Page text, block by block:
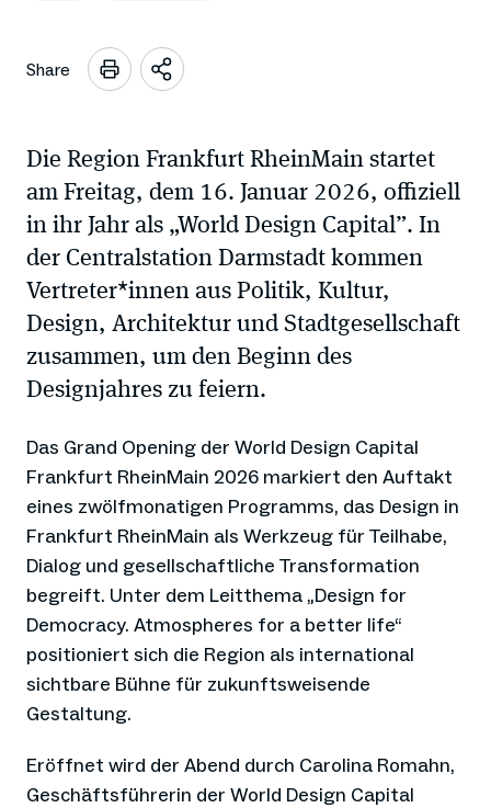
Share
Sharing
Die Region Frankfurt RheinMain startet
am Freitag, dem 16. Januar 2026, offiziell
in ihr Jahr als „World Design Capital”. In
der Centralstation Darmstadt kommen
Vertreter*innen aus Politik, Kultur,
Design, Architektur und Stadtgesellschaft
zusammen, um den Beginn des
Designjahres zu feiern.
Das Grand Opening der World Design Capital
Frankfurt RheinMain 2026 markiert den Auftakt
eines zwölfmonatigen Programms, das Design in
Frankfurt RheinMain als Werkzeug für Teilhabe,
Dialog und gesellschaftliche Transformation
begreift. Unter dem Leitthema „Design for
Democracy. Atmospheres for a better life“
positioniert sich die Region als international
sichtbare Bühne für zukunftsweisende
Gestaltung.
Eröffnet wird der Abend durch Carolina Romahn,
Geschäftsführerin der World Design Capital